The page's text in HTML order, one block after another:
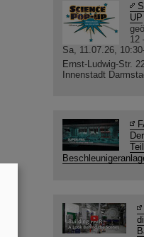
UP
12
Sa, 11.07.26,
Ernst-Ludwig-Str.
Innenstadt